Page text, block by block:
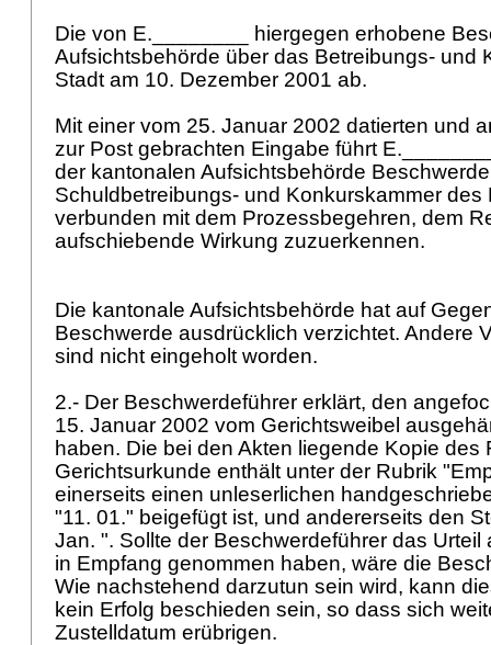
Die von E.________ hiergegen erhobene
Aufsichtsbehörde über das Betreibungs- und
Stadt am 10. Dezember 2001 ab.
Mit einer vom 25. Januar 2002 datierten und
zur Post gebrachten Eingabe führt
der kantonalen Aufsichtsbehörde
Schuldbetreibungs- und Konkurskammer des
verbunden mit dem Prozessbegehren, dem
aufschiebende Wirkung zuzuerkennen.
Die kantonale Aufsichtsbehörde hat auf
Beschwerde ausdrücklich verzichtet. Andere
sind nicht eingeholt worden.
2.- Der Beschwerdeführer erklärt, den
15. Januar 2002 vom Gerichtsweibel
haben. Die bei den Akten liegende Kopie des
Gerichtsurkunde enthält unter der Rubrik
einerseits einen unleserlichen
"11. 01." beigefügt ist, und andererseits den
Jan. ". Sollte der Beschwerdeführer das Urteil
in Empfang genommen haben, wäre die
Wie nachstehend darzutun sein wird, kann
kein Erfolg beschieden sein, so dass sich
Zustelldatum erübrigen.